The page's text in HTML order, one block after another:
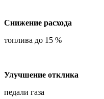
Снижение расхода
топлива до 15 %
Улучшение отклика
педали газа